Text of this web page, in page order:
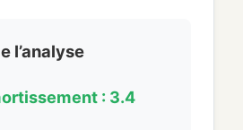
l’analyse
: 3.4